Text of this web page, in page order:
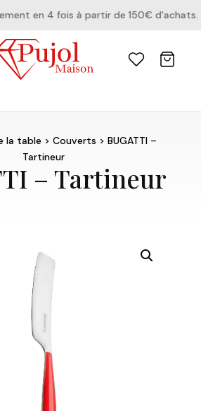
en 4 fois à partir de 150€ d'achats.
la table >Couverts > BUGATTI –
Tartineur
– Tartineur